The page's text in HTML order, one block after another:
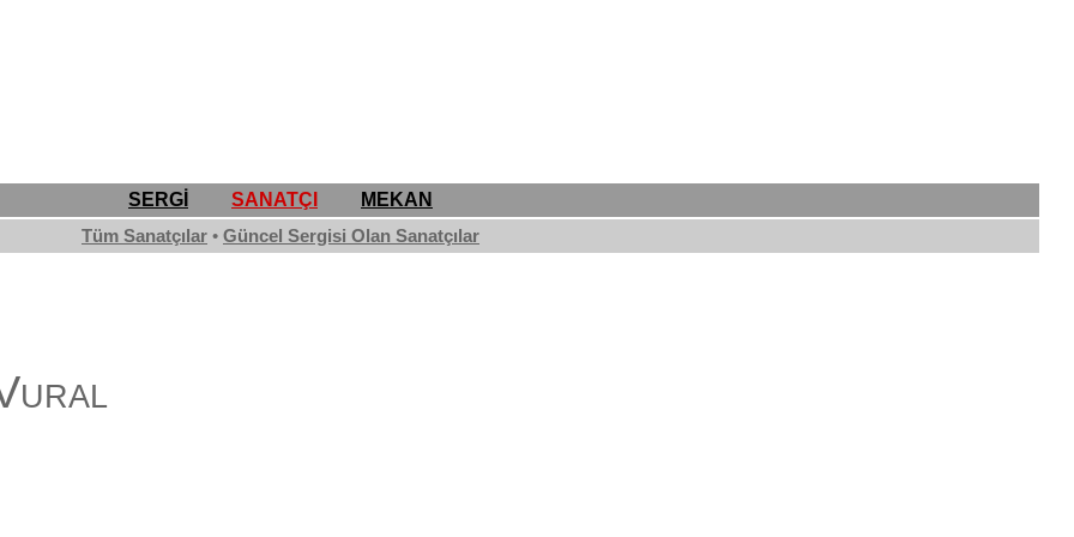
SERGİ SANATÇI
MEKAN
Tüm Sanatçılar • Güncel Sergisi Olan Sanatçılar